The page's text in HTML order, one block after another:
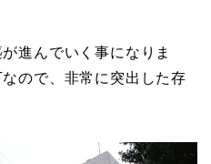
進んでいく事になりま
ので、非常に突出した存